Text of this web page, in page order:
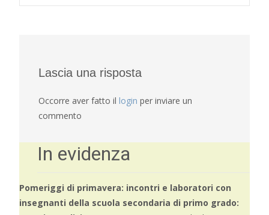
Lascia una risposta
Occorre aver fatto il login per inviare un
commento
In evidenza
Pomeriggi di primavera: incontri e laboratori con
insegnanti della scuola secondaria di primo grado: